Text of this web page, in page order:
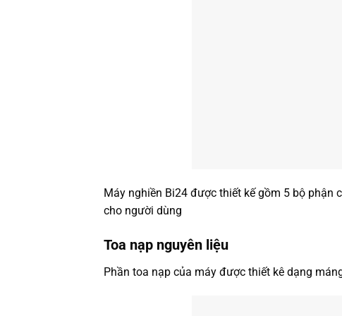
Máy nghiền Bi24 được thiết kế gồm 5 bộ phận
cho người dùng
Toa nạp nguyên liệu
Phần toa nạp của máy được thiết kê dạng